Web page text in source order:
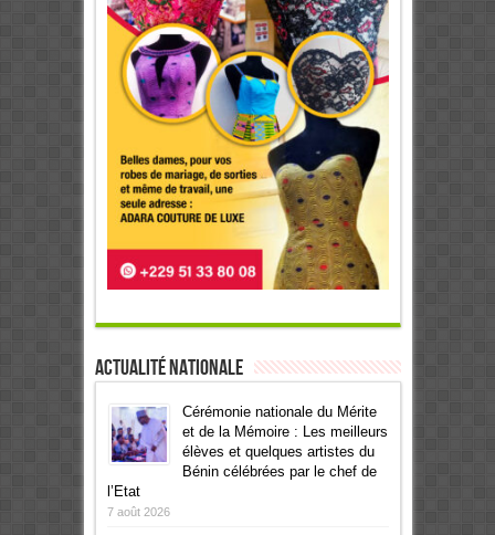
Actualité Nationale
Cérémonie nationale du Mérite
et de la Mémoire : Les meilleurs
élèves et quelques artistes du
Bénin célébrées par le chef de
l’Etat
7 août 2026